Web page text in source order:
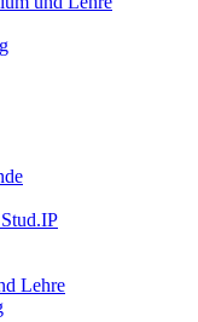
Lehre